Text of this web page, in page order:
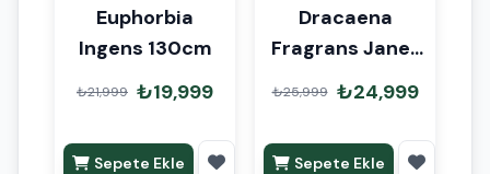
Euphorbia
Ingens 130cm
₺21,999 ₺19,999
Sepete Ekle
Dracaena
Fragrans Janet
6 Kök 200cm
₺25,999 ₺24,999
Sepete Ekle